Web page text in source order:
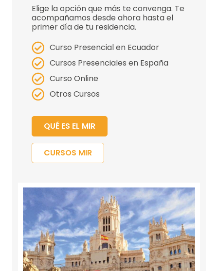
Consúltanos
Elige la opción que más te convenga. Te
acompañamos desde ahora hasta el
primer día de tu residencia.
Curso Presencial en Ecuador
Cursos Presenciales en España
Curso Online
Otros Cursos
QUÉ ES EL MIR
CURSOS MIR